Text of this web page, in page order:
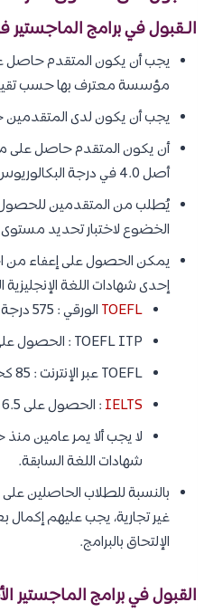
الـقبول في برامج الماجستير
يجب أن يكون المتقدم حاصل
مؤسسة معترف بها حسب تقييم
يجب أن يكون لدى المتقدمين
أصل 4.0 في درجة البكالوريوس.
يُطلب من المتقدمين للحصول
الخضوع لاختبار تحديد مستوى
يمكن الحصول على إعفاء من
إحدى شهادات اللغة
TOEFL الورقي : 575 درجة كحد أدنى.
TOEFL ITP : الحصول على 500 درجة كحد أدنى.
TOEFL عبر الإنترنت : 85 كحد أدنى.
IELTS : الحصول على 6.5 نقطة كحد أدنى.
لا يجب ألا يمر عامين
شهادات اللغة السابقة.
بالنسبة للطلاب الحاصلين
غير تجارية، يجب عليهم
الإلتحاق بالبرامج.
القبول في برامج الماجستير